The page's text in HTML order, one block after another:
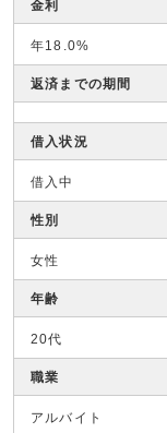
金利
年18.0%
返済までの期間
借入状況
借入中
性別
女性
年齢
20代
職業
アルバイト